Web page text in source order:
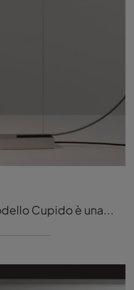
Ecco la luce che fa per te! Il modello Cupido è una tra le nostre lampade da terra di Nemo.